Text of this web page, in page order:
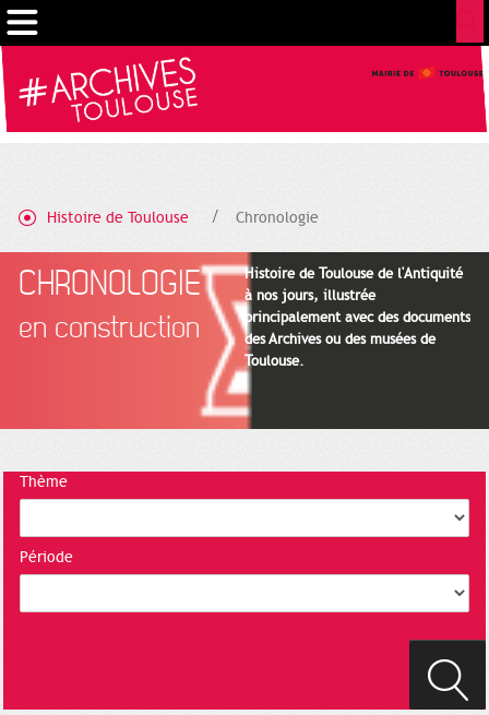
Histoire de Toulouse Chronologie
CHRONOLOGIE
en construction
Histoire de Toulouse de l'Antiquité
à nos jours, illustrée
principalement avec des documents
des Archives ou des musées de
Toulouse.
Thème
Période
Cookies management panel